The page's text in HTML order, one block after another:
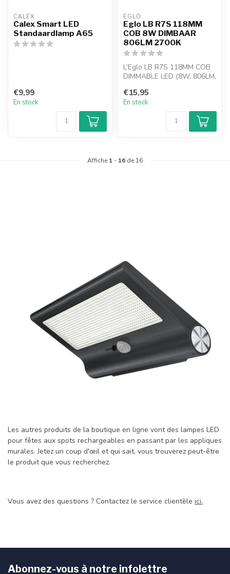
CALEX
Calex Smart LED
Standaardlamp A65
€9,99
En stock
EGLO
Eglo LB R7S 118MM
COB 8W DIMBAAR
806LM 2700K
L’Eglo LB R7S 118MM COB
DIMMABLE LED (8W, 806LM,
blan...
€15,95
En stock
Affiche 1 - 16 de 16
Les autres produits de la boutique en ligne vont des lampes LED
pour fêtes aux spots rechargeables en passant par les appliques
murales. Jetez un coup d'œil et qui sait, vous trouverez peut-être
le produit que vous recherchez.
Vous avez des questions ? Contactez le service clientèle ici.
Abonnez-vous à notre infolettre